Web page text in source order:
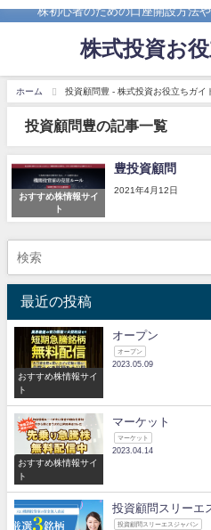
株初心者のための口座開設方法
株式投資お
ホーム 投資顧問豊 - 株式投資お役立ちガイ
投資顧問豊の記事一覧
おすすめ株情報サイ
ト
豊投資顧問
2021年4月12日
最近の投稿
おすすめ株情報サイ
ト
オープン
オープン
2023.05.09
おすすめ株情報サイ
ト
マーケット
マーケット
2023.04.14
投資顧問スリーエ
投資顧問スリーエスジャパン